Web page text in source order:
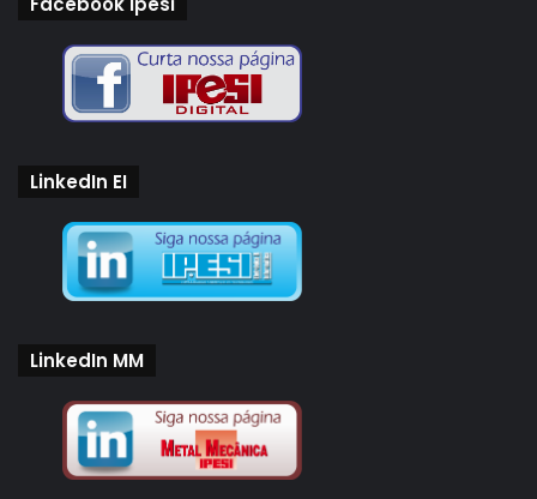
LinkedIn EI
LinkedIn MM